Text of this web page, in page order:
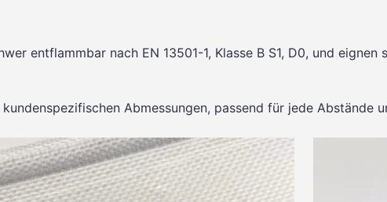
entflammbar nach EN 13501-1, Klasse B S1, D0, und
Abmessungen, passend für jede Abstände